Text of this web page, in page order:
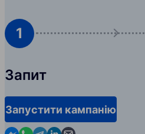
1
Запит
Запустити кампанію